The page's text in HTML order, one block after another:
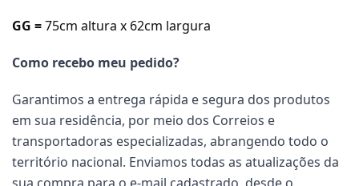
GG =75cm altura x 62cm largura
Como recebo meu pedido?
Garantimos a entrega rápida e segura dos produtos
em sua residência, por meio dos Correios e
transportadoras especializadas, abrangendo todo o
território nacional. Enviamos todas as atualizações da